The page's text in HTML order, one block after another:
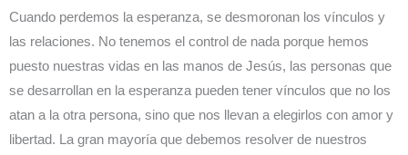
Cuando perdemos la esperanza, se desmoronan los vínculos y
las relaciones. No tenemos el control de nada porque hemos
puesto nuestras vidas en las manos de Jesús, las personas que
se desarrollan en la esperanza pueden tener vínculos que no los
atan a la otra persona, sino que nos llevan a elegirlos con amor y
libertad. La gran mayoría que debemos resolver de nuestros